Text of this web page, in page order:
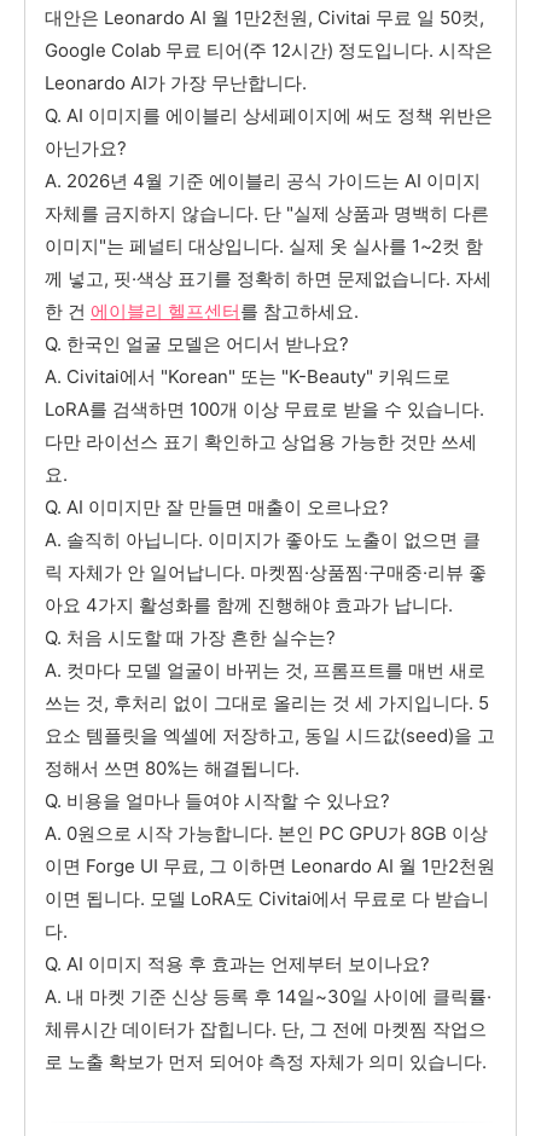
대안은 Leonardo AI 월 1만2천원, Civitai 무료 일 50컷,
Google Colab 무료 티어(주 12시간) 정도입니다. 시작은
Leonardo AI가 가장 무난합니다.
Q. AI 이미지를 에이블리 상세페이지에 써도 정책 위반은
아닌가요?
A. 2026년 4월 기준 에이블리 공식 가이드는 AI 이미지
자체를 금지하지 않습니다. 단 "실제 상품과 명백히 다른
이미지"는 페널티 대상입니다. 실제 옷 실사를 1~2컷 함
께 넣고, 핏·색상 표기를 정확히 하면 문제없습니다. 자세
한 건 에이블리 헬프센터를 참고하세요.
Q. 한국인 얼굴 모델은 어디서 받나요?
A. Civitai에서 "Korean" 또는 "K-Beauty" 키워드로
LoRA를 검색하면 100개 이상 무료로 받을 수 있습니다.
다만 라이선스 표기 확인하고 상업용 가능한 것만 쓰세
요.
Q. AI 이미지만 잘 만들면 매출이 오르나요?
A. 솔직히 아닙니다. 이미지가 좋아도 노출이 없으면 클
릭 자체가 안 일어납니다. 마켓찜·상품찜·구매중·리뷰 좋
아요 4가지 활성화를 함께 진행해야 효과가 납니다.
Q. 처음 시도할 때 가장 흔한 실수는?
A. 컷마다 모델 얼굴이 바뀌는 것, 프롬프트를 매번 새로
쓰는 것, 후처리 없이 그대로 올리는 것 세 가지입니다. 5
요소 템플릿을 엑셀에 저장하고, 동일 시드값(seed)을 고
정해서 쓰면 80%는 해결됩니다.
Q. 비용을 얼마나 들여야 시작할 수 있나요?
A. 0원으로 시작 가능합니다. 본인 PC GPU가 8GB 이상
이면 Forge UI 무료, 그 이하면 Leonardo AI 월 1만2천원
이면 됩니다. 모델 LoRA도 Civitai에서 무료로 다 받습니
다.
Q. AI 이미지 적용 후 효과는 언제부터 보이나요?
A. 내 마켓 기준 신상 등록 후 14일~30일 사이에 클릭률·
체류시간 데이터가 잡힙니다. 단, 그 전에 마켓찜 작업으
로 노출 확보가 먼저 되어야 측정 자체가 의미 있습니다.